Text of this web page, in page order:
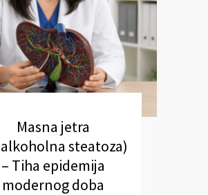
Masna jetra
steatoza)
– Tiha epidemija
modernog doba